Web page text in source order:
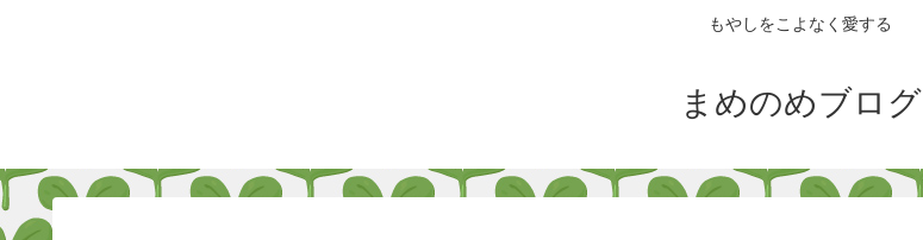
もやしをこよなく愛する
まめのめブログ